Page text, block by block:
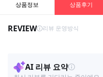
상품정보 상품후기